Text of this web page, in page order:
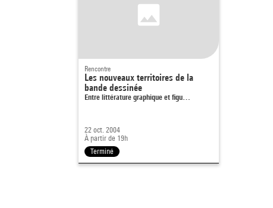
Rencontre
Les nouveaux territoires de la
bande dessinée
Entre littérature graphique et figu…
22 oct. 2004
À partir de 19h
Terminé